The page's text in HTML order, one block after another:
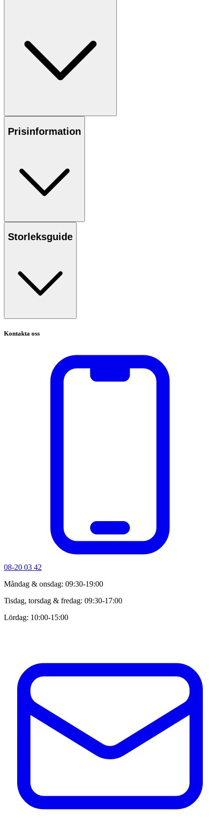
Prisinformation
Storleksguide
Kontakta oss
08-20 03 42
Måndag & onsdag: 09:30-19:00
Tisdag, torsdag & fredag: 09:30-17:00
Lördag: 10:00-15:00